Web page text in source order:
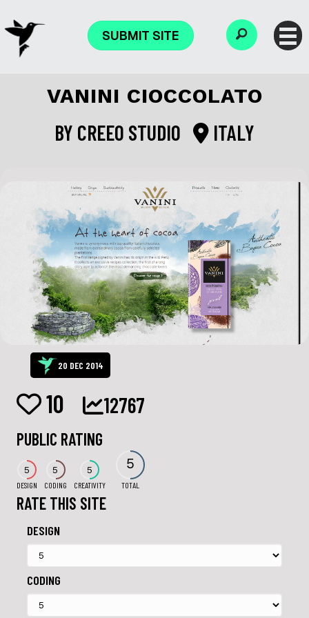
SUBMIT SITE
VANINI CIOCCOLATO
BY CREEO STUDIO ITALY
20 DEC 2014
10 12767
PUBLIC RATING
5
DESIGN
5
CODING
5
CREATIVITY
5
TOTAL
RATE THIS SITE
DESIGN
CODING